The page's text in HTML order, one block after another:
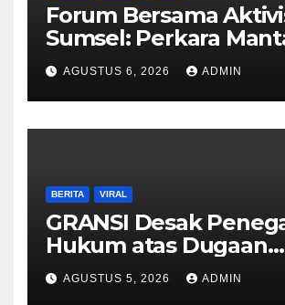
Forum Bersama
Sumsel: Perkara
Wakil Bupati PALI
Kasus Korupsi
AGUSTUS 6, 2026 ADMIN
BERITA VIRAL
GRANSI Desak
Hukum atas Dugaan
Penyimpangan Dana
KONI Kota Palembang
AGUSTUS 5, 2026 ADMIN